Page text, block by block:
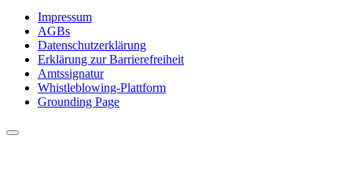
Impressum
AGBs
Datenschutzerklärung
Erklärung zur Barrierefreiheit
Amtssignatur
Whistleblowing-Plattform
Grounding Page